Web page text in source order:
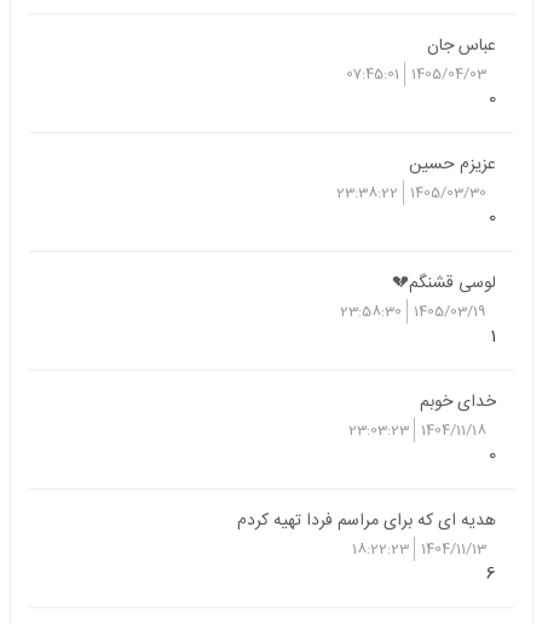
عباس جان
1405/04/03
07:45:01
0
عزیزم حسین
1405/03/30
23:38:22
0
لوسی قشنگم💔
1405/03/19
23:58:30
1
خدای خوبم
1404/11/18
23:03:23
0
هدیه ای که برای مراسم فردا تهیه کردم
1404/11/13
18:22:23
6